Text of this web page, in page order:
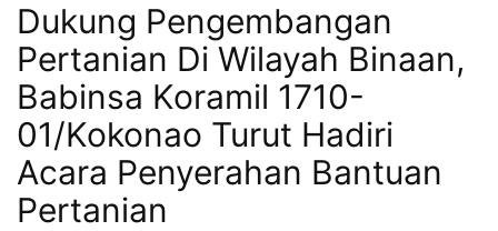
Dukung Pengembangan
Pertanian Di Wilayah Binaan,
Babinsa Koramil 1710-
01/Kokonao Turut Hadiri
Acara Penyerahan Bantuan
Pertanian